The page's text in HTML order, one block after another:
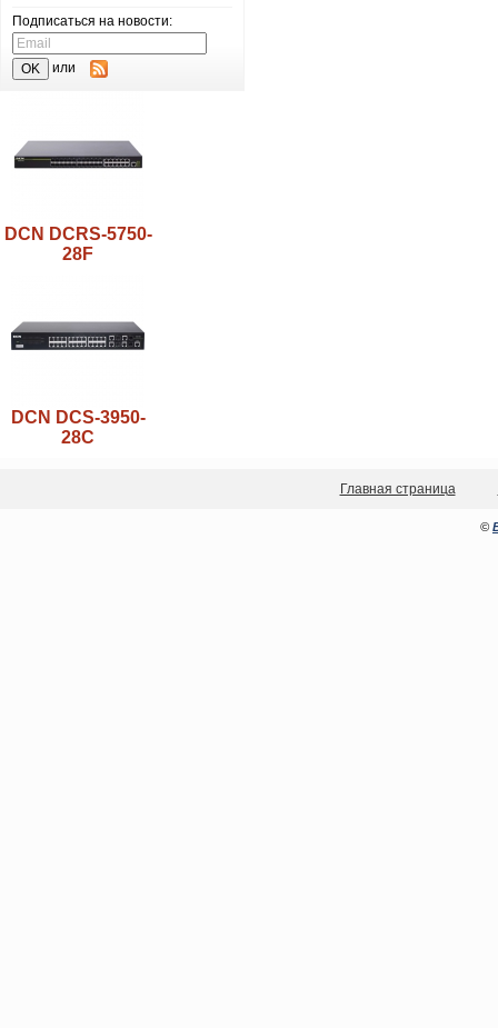
Подписаться на новости:
или
DCN DCRS-5750-
28F
DCN DCS-3950-
28C
Главная страница
©